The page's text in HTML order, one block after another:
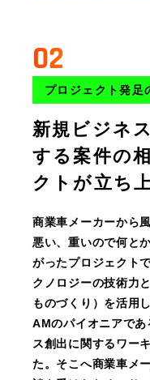
02
プロジェクト発足
新規ビジネ
する案件の
クトが立ち
商業車メーカーから
悪い、重いので何と
がったプロジェクト
クノロジーの技術力
ものづくり）を活用
AMのパイオニアで
ス創出に関するワー
た。そこへ商業車メ